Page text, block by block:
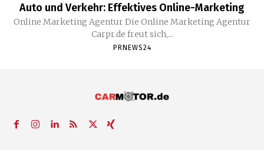
Auto und Verkehr: Effektives Online-Marketing
Online Marketing Agentur Die Online Marketing Agentur
Carpr.de freut sich,...
PRNEWS24